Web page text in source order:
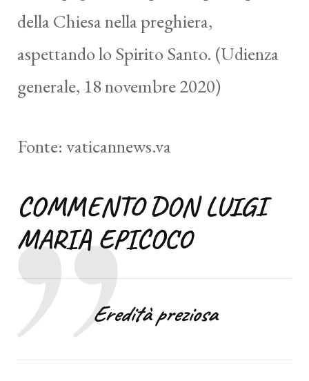
della Chiesa nella preghiera,
aspettando lo Spirito Santo. (Udienza
generale, 18 novembre 2020)
Fonte: vaticannews.va
COMMENTO DON LUIGI
MARIA EPICOCO
Eredità preziosa